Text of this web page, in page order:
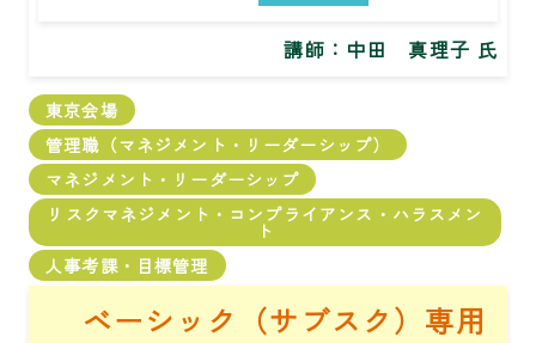
講師： 中田 真理子 氏
東京会場
管理職（マネジメント・リーダーシップ）
マネジメント・リーダーシップ
リスクマネジメント・コンプライアンス・ハラスメン
ト
人事考課・目標管理
ベーシック（サブスク）専用